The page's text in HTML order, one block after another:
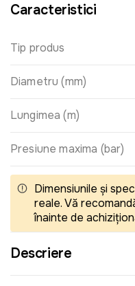
Caracteristici
Tip produs
Diametru (mm)
Lungimea (m)
Presiune maxima (bar)
Dimensiunile și
reale. Vă
înainte de
Descriere